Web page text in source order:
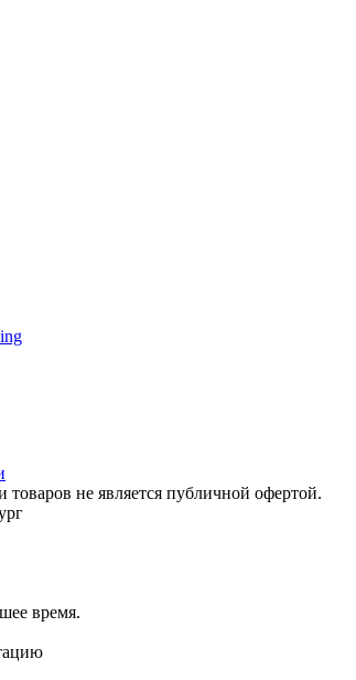
не является публичной офертой.
время.